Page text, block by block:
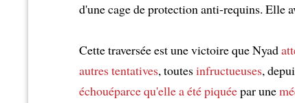
d'une cage de protection anti-requins. Elle
Cette traversée est une victoire que Nyad
autres tentatives, toutesinfructueuses,
échouéparce qu'elle a été piquéepar une